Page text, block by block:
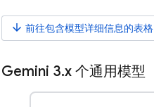
arrow_downward 前往包含模型详细信息的表格
Gemini 3.x 个通用模型